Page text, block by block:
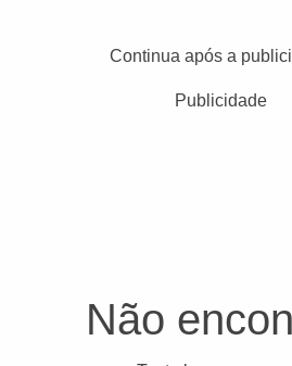
Continua após a
Publicidade
Não